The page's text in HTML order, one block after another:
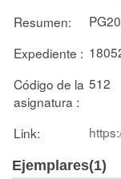
Resumen:
Expediente :
Código de la
asignatura :
512
Link:
Ejemplares(1)